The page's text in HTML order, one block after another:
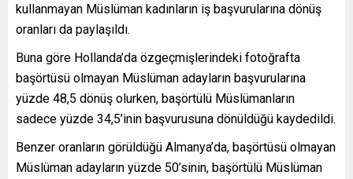
kullanmayan Müslüman kadınların iş başvurularına dönüş
oranları da paylaşıldı.
Buna göre Hollanda’da özgeçmişlerindeki fotoğrafta
başörtüsü olmayan Müslüman adayların başvurularına
yüzde 48,5 dönüş olurken, başörtülü Müslümanların
sadece yüzde 34,5’inin başvurusuna dönüldüğü kaydedildi.
Benzer oranların görüldüğü Almanya’da, başörtüsü olmayan
Müslüman adayların yüzde 50’sinin, başörtülü Müslüman